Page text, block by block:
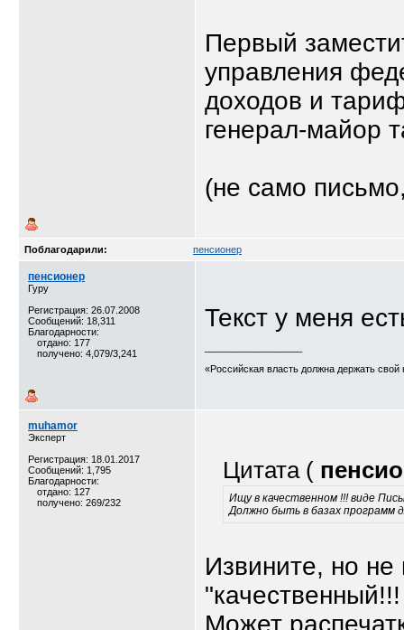
Первый
управления
доходов и
генерал-майор
(не само
Поблагодарили: пенсионер
пенсионер
Гуру
Регистрация: 26.07.2008
Сообщений: 18,311
Благодарности:
отдано: 177
получено: 4,079/3,241
Текст у меня
«Российская власть должна держать
muhamor
Эксперт
Регистрация: 18.01.2017
Сообщений: 1,795
Благодарности:
отдано: 127
получено: 269/232
Цитата (
Ищу в качественном !!! виде
Должно быть в базах программ
Извините, но не
Может